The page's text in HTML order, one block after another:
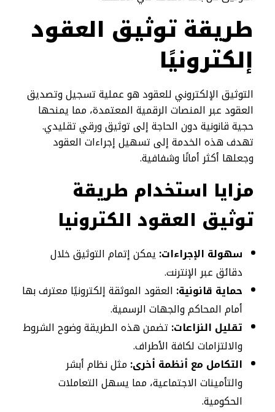
طريقة توثيق العقود
إلكترونيًا
التوثيق الإلكتروني للعقود هو عملية تسجيل وتصديق
العقود عبر المنصات الرقمية المعتمدة، مما يمنحها
حجية قانونية دون الحاجة إلى توثيق ورقي تقليدي.
تهدف هذه الخدمة إلى تسهيل إجراءات العقود
وجعلها أكثر أمانًا وشفافية.
مزايا استخدام طريقة
توثيق العقود الكترونيا
سهولة الإجراءات: يمكن إتمام التوثيق خلال
دقائق عبر الإنترنت.
حماية قانونية: العقود الموثقة إلكترونيًا معترف بها
أمام المحاكم والجهات الرسمية.
تقليل النزاعات: تضمن هذه الطريقة وضوح الشروط
والالتزامات لكافة الأطراف.
التكامل مع أنظمة أخرى: مثل نظام أبشر
والتأمينات الاجتماعية، مما يسهل التعاملات
الحكومية.